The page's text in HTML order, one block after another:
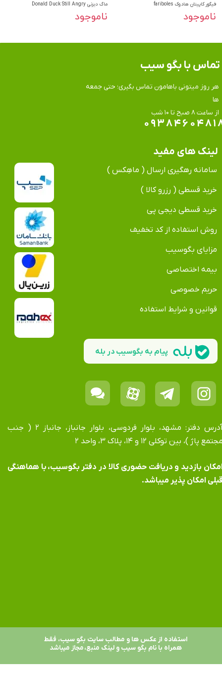
فیگور کاپیتان هادوک fariboles
ناموجود
ماگ دیزنی Donald Duck Still Angry
ناموجود
هر روز میتونی باهامون تماس بگیری؛ حتی جمعه
ها
​​​​​​​از ساعت ۸ صبح تا ۱۰ شب
تماس​​​​​​​ با بگو سیب
لینک های مفید
سامانه رهگیری ارسال ( ماهِکس )
خرید قسطی ( رزرو کالا )
خرید قسطی دیجی پی
روش استفاده از کد تخفیف
مزایای بگوسیب
بیمه اختصاصی
حریم خصوصی
قوانین و شرایط استفاده
آدرس دفتر: مشهد، بلوار فردوسی، بلوار جانباز، جانباز ۲ ( جنب
پاژ )، بین توکلی ۱۲ و ۱۴، پلاک ۳، واحد ۲
بازدید و دریافت حضوری کالا در دفتر بگوسیب، با هماهنگی
امکان پذیر میباشد.
پیام به بگوسیب در بله
استفاده از عکس ها و مطالب سایت بگو سیب، فقط
همراه با نام بگو سیب و لینک منبع، مجاز میباشد